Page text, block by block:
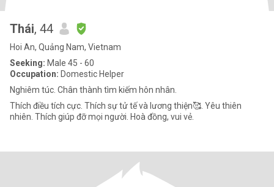
Thái, 44
Hoi An, Quảng Nam, Vietnam
Seeking: Male 45 - 60
Occupation: Domestic Helper
Nghiêm túc. Chân thành tìm kiếm hôn nhân.
Thích điều tích cực. Thích sự tử tế và lương thiện🥰. Yêu thiên
nhiên. Thích giúp đỡ mọi người. Hoà đồng, vui vẻ.